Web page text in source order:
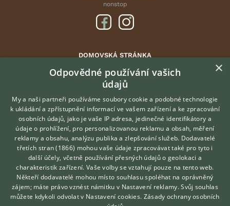
nonstop
DOMOVSKÁ STRÁNKA
INZERCE
DISKUSE
ČLÁNKY
CHOVATELSKÉ STANICE
O nás
Kontakt
Možnosti zvýraznění inzerátů
Podmínky užití
Zpracování osobních údajů
Hledáte zvířecího kamaráda?
Zdarma vám poradí
VETERINÁŘ ONLINE
KONZULTOVAT S
VETERINÁŘEM
×
Odpovědné používání vašich
údajů
My a naši partneři používáme soubory cookie a podobné technologie
k ukládání a zpřístupnění informací ve vašem zařízení a ke zpracování
osobních údajů, jako je vaše IP adresa, jedinečné identifikátory a
údaje o prohlížení, pro personalizovanou reklamu a obsah, měření
reklamy a obsahu, analýzu publika a zlepšování služeb. Dodavatelé
třetích stran (1866) mohou vaše údaje zpracovávat také pro tyto i
další účely, včetně používání přesných údajů o geolokaci a
charakteristik zařízení. Vaše volby se vztahují pouze na tento web.
Někteří dodavatelé mohou místo souhlasu spoléhat na oprávněný
zájem; máte právo vznést námitku v Nastavení reklamy. Svůj souhlas
můžete kdykoli odvolat v Nastavení cookies. Zásady ochrany osobních